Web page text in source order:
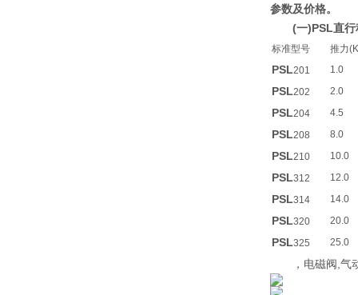
参数及价格。
(一)PSL直
标准型号 推力
PSL201 1.0
PSL202 2.0
PSL204 4.5
PSL208 8.0
PSL210 10.0
PSL312 12.0
PSL314 14.0
PSL320 20.0
PSL325 25.0
，电磁阀,气动